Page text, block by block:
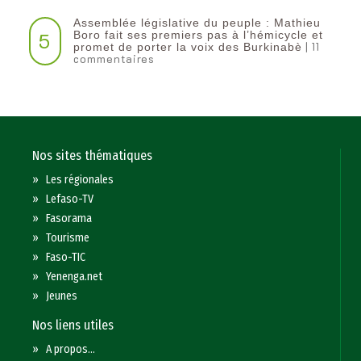
5
Assemblée législative du peuple : Mathieu
Boro fait ses premiers pas à l’hémicycle et
promet de porter la voix des Burkinabè | 11
commentaires
Nos sites thématiques
»Les régionales
»Lefaso-TV
»Fasorama
»Tourisme
»Faso-TIC
»Yenenga.net
» Jeunes
Nos liens utiles
»A propos...